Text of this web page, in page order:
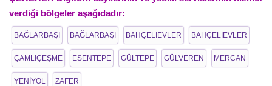
verdiği bölgeler aşağıdadır:
BAĞLARBAŞI BAĞLARBAŞI BAHÇELİEVLER BAHÇELİEVLER
ÇAMLIÇEŞME ESENTEPE GÜLTEPE GÜLVEREN MERCAN
YENİYOL ZAFER